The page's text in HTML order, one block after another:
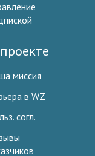
миссия
в WZ
согл.